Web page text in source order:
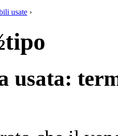
usate ›
usata: